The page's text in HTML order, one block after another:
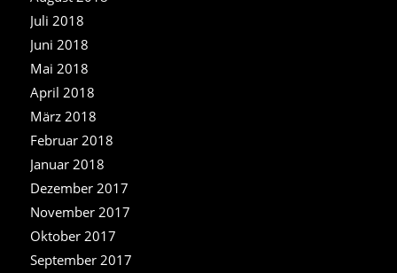
Juli 2018
Juni 2018
Mai 2018
April 2018
März 2018
Februar 2018
Januar 2018
Dezember 2017
November 2017
Oktober 2017
September 2017